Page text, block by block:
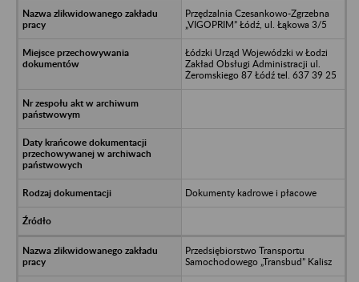
Przędzalnia Czesankowo-Zgrzebna
„VIGOPRIM” Łódź, ul. Łąkowa 3/5
Łódzki Urząd Wojewódzki w Łodzi
Zakład Obsługi Administracji ul.
Żeromskiego 87 Łódź tel. 637 39 25
Dokumenty kadrowe i płacowe
Przedsiębiorstwo Transportu
Samochodowego „Transbud” Kalisz